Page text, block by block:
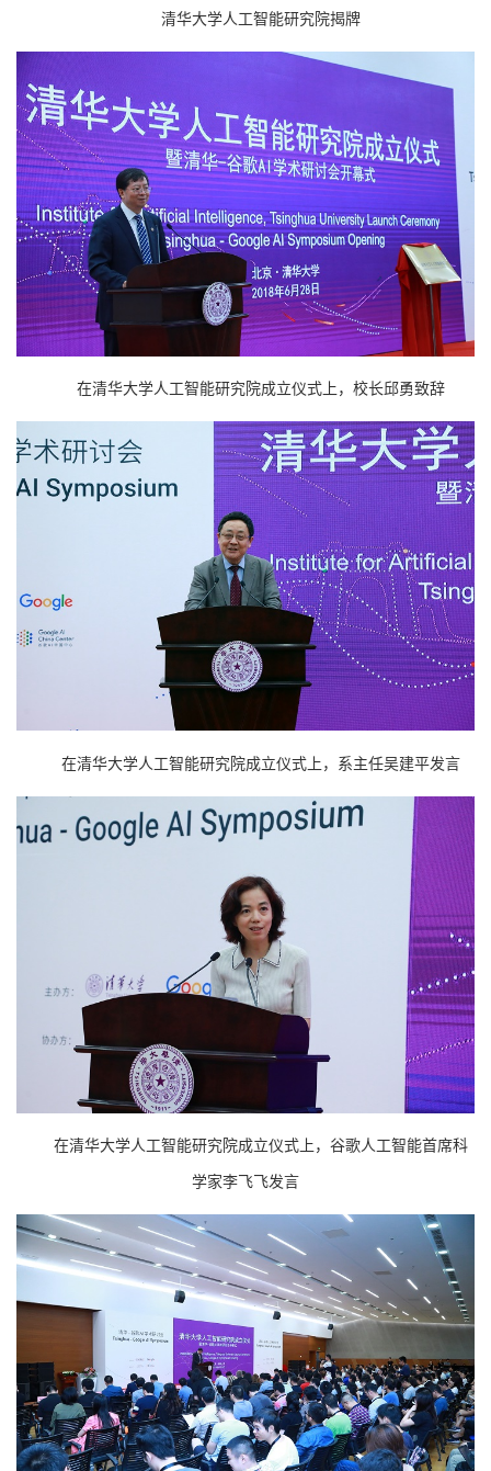
清华大学人工智能研究院揭牌
在清华大学人工智能研究院成立仪式上，校长邱勇致辞
在清华大学人工智能研究院成立仪式上，系主任吴建平发言
在清华大学人工智能研究院成立仪式上，谷歌人工智能首席科
学家李飞飞发言